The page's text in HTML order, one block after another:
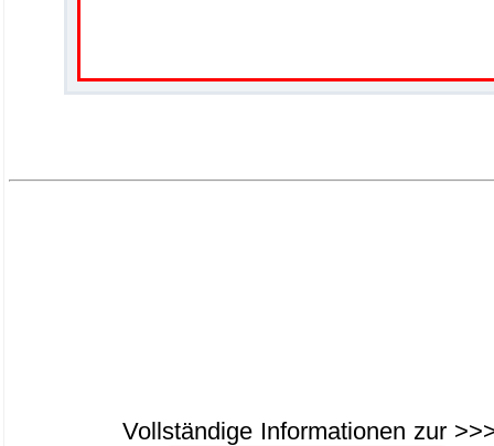
Vollständige Informationen zur